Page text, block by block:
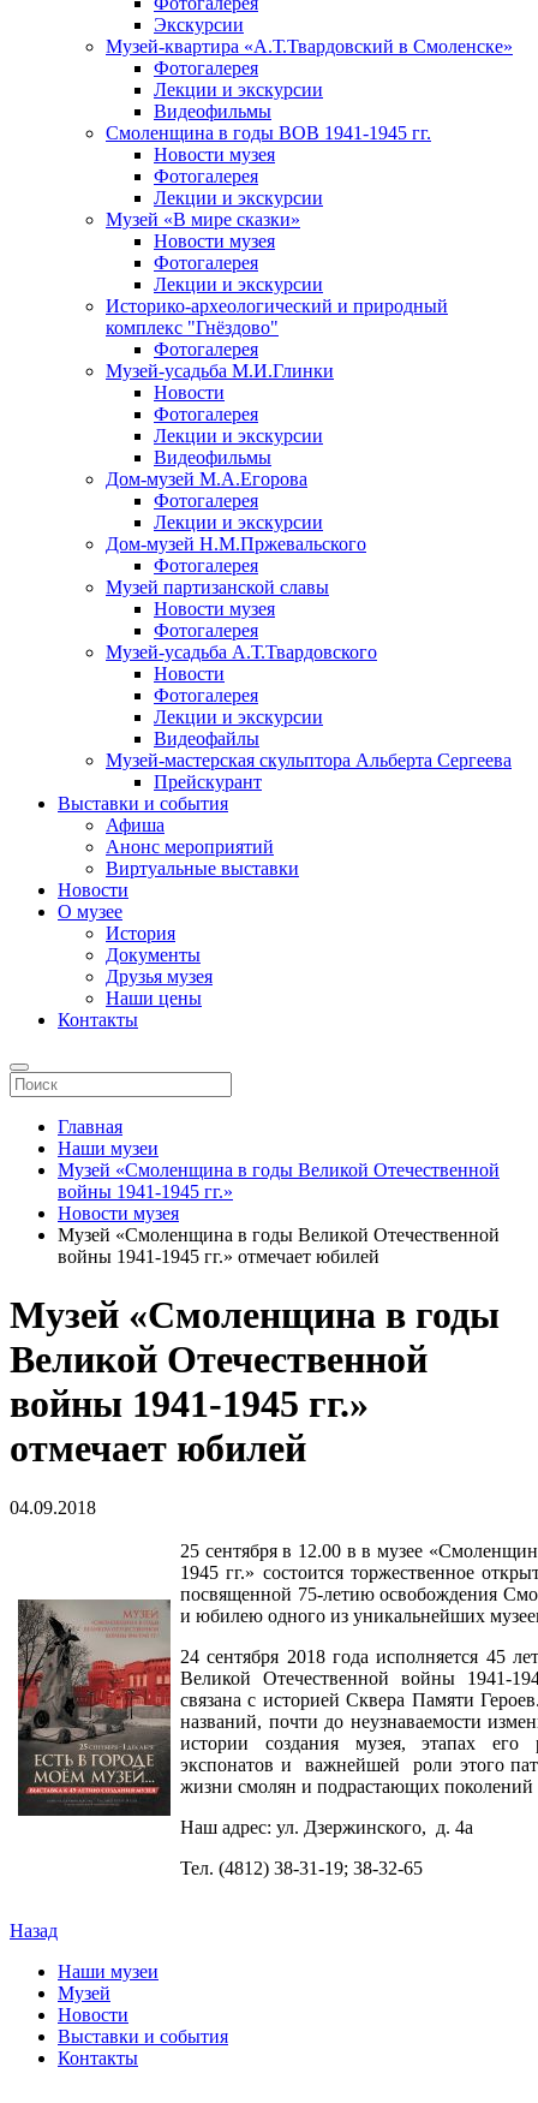
Экскурсии
Музей-квартира «А.Т.Твардовский в Смоленске»
Фотогалерея
Лекции и экскурсии
Видеофильмы
Смоленщина в годы ВОВ 1941-1945 гг.
Новости музея
Фотогалерея
Лекции и экскурсии
Музей «В мире сказки»
Новости музея
Фотогалерея
Лекции и экскурсии
Историко-археологический и природный
комплекс "Гнёздово"
Фотогалерея
Музей-усадьба М.И.Глинки
Новости
Фотогалерея
Лекции и экскурсии
Видеофильмы
Дом-музей М.А.Егорова
Фотогалерея
Лекции и экскурсии
Дом-музей Н.М.Пржевальского
Фотогалерея
Музей партизанской славы
Новости музея
Фотогалерея
Музей-усадьба А.Т.Твардовского
Новости
Фотогалерея
Лекции и экскурсии
Видеофайлы
Музей-мастерская скульптора Альберта Сергеева
Прейскурант
Выставки и события
Афиша
Анонс мероприятий
Виртуальные выставки
Новости
О музее
История
Документы
Друзья музея
Наши цены
Контакты
Главная
Наши музеи
Музей «Смоленщина в годы Великой Отечественной
войны 1941-1945 гг.»
Новости музея
Музей «Смоленщина в годы Великой Отечественной
войны 1941-1945 гг.» отмечает юбилей
Музей «Смоленщина в годы
Великой Отечественной
войны 1941-1945 гг.»
отмечает юбилей
04.09.2018
25 сентября в 12.00 в в музее
1945 гг.» состоится торжественное
посвященной 75-летию освобождения
и юбилею одного из уникальнейших
24 сентября 2018 года исполняется 45
Великой Отечественной войны 1941-
связана с историей Сквера Памяти
названий, почти до неузнаваемости
истории создания музея, этапах его
экспонатов и важнейшей роли этого
жизни смолян и подрастающих поколений
Наш адрес: ул. Дзержинского, д. 4а
Тел. (4812) 38-31-19; 38-32-65
Назад
Наши музеи
Музей
Новости
Выставки и события
Контакты